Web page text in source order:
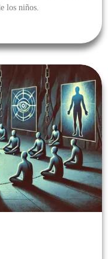
los niños.